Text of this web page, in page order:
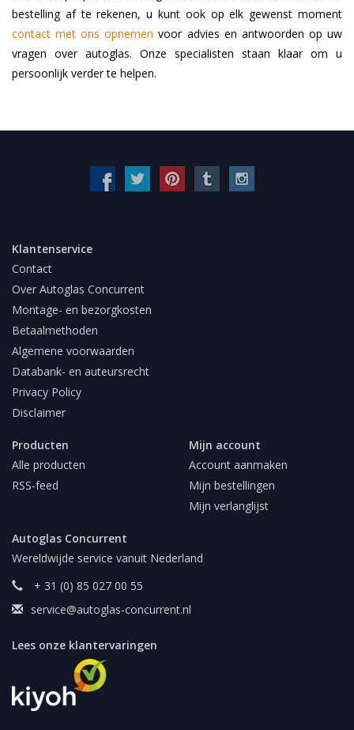
bestelling af te rekenen, u kunt ook op elk gewenst moment
contact met ons opnemen voor advies en antwoorden op uw
vragen over autoglas. Onze specialisten staan klaar om u
persoonlijk verder te helpen.
Klantenservice
Contact
Over Autoglas Concurrent
Montage- en bezorgkosten
Betaalmethoden
Algemene voorwaarden
Databank- en auteursrecht
Privacy Policy
Disclaimer
Producten
Alle producten
RSS-feed
Mijn account
Account aanmaken
Mijn bestellingen
Mijn verlanglijst
Autoglas Concurrent
Wereldwijde service vanuit Nederland
+ 31 (0) 85 027 00 55
service@autoglas-concurrent.nl
Lees onze klantervaringen